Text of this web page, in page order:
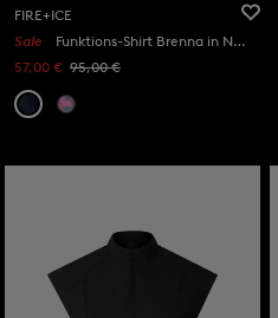
FIRE+ICE
Sale
Funktions-Shirt Brenna in Navy-Blau/Grau
57,00 € 95,00 €